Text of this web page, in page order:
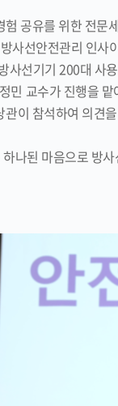
공유를 위한 전
사선안전관리 인
사선기기 200대 사
민 교수가 진행
이 참석하여 의견
나된 마음으로 방